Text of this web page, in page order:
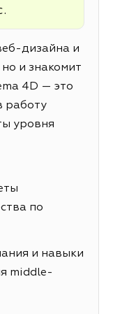
дизайна и
и знакомит
4D — это
работу
уровня
по
и навыки
middle-